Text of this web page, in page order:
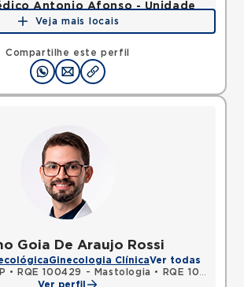
Compartilhe este perfil
Antonio Afonso - Unidade
de Novembro, Centro, Jacarei, SP,
Mapa
Veja mais locais
Goia De Araujo Rossi
Ginecologia ClínicaVer todas
• RQE 100429 - Mastologia •
RQE 105596 - Ginecologia e obstetrícia
Ver perfil